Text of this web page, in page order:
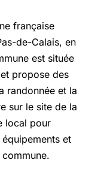
française
de-Calais, en
est située
propose des
randonnée et la
sur le site de la
local pour
et